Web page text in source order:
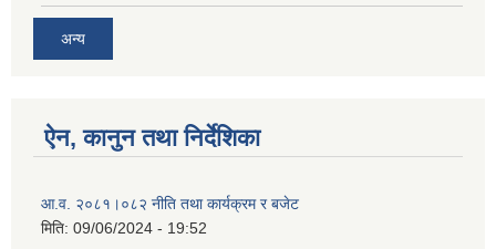
अन्य
ऐन, कानुन तथा निर्देशिका
आ.व. २०८१।०८२ नीति तथा कार्यक्रम र बजेट
मिति: 09/06/2024 - 19:52